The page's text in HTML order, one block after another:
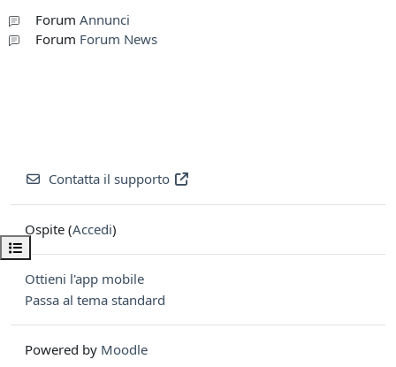
Apri indice del corso
Forum Annunci
Forum Forum News
Contatta il supporto
Ospite (Accedi)
Ottieni l'app mobile
Passa al tema standard
Powered by Moodle